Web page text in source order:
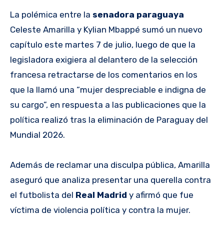
La polémica entre la senadora paraguaya
Celeste Amarilla y Kylian Mbappé sumó un nuevo
capítulo este martes 7 de julio, luego de que la
legisladora exigiera al delantero de la selección
francesa retractarse de los comentarios en los
que la llamó una “mujer despreciable e indigna de
su cargo”, en respuesta a las publicaciones que la
política realizó tras la eliminación de Paraguay del
Mundial 2026.
Además de reclamar una disculpa pública, Amarilla
aseguró que analiza presentar una querella contra
el futbolista del Real Madrid y afirmó que fue
víctima de violencia política y contra la mujer.